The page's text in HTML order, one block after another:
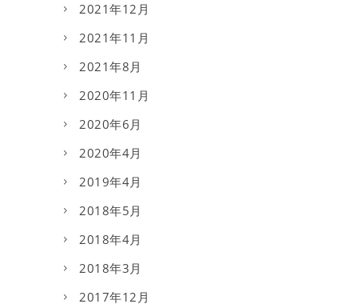
2021年12月
2021年11月
2021年8月
2020年11月
2020年6月
2020年4月
2019年4月
2018年5月
2018年4月
2018年3月
2017年12月